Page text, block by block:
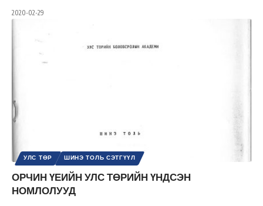
2020-02-29
УЛС ТӨР ШИНЭ ТОЛЬ СЭТГҮҮЛ
ОРЧИН ҮЕИЙН УЛС ТӨРИЙН ҮНДСЭН
НОМЛОЛУУД